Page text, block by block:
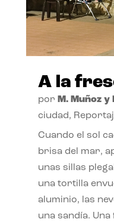
A la
por M. Muñoz y
ciudad,
Cuando el sol
brisa del mar,
unas sillas
una tortilla
aluminio, las
una sandía.